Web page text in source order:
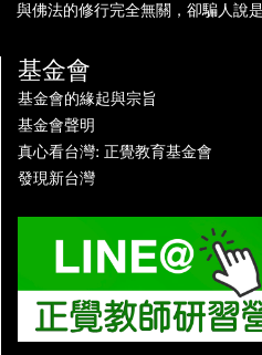
與佛法的修行完全無關，卻騙人說
基金會
基金會的緣起與宗旨
基金會聲明
真心看台灣: 正覺教育基金會
發現新台灣